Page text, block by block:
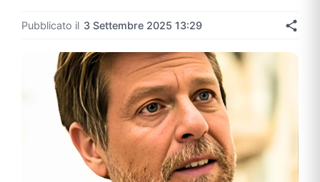
Pubblicato il 3 Settembre 2025 13:29